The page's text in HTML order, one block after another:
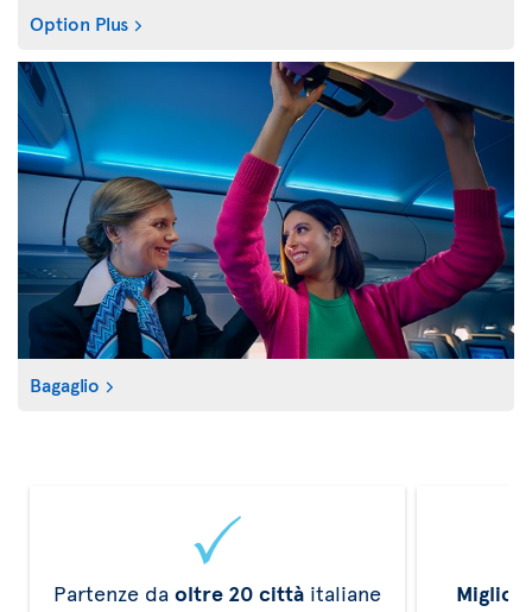
Option Plus
Bagaglio
Partenze daoltre 20 città italiane
Miglior